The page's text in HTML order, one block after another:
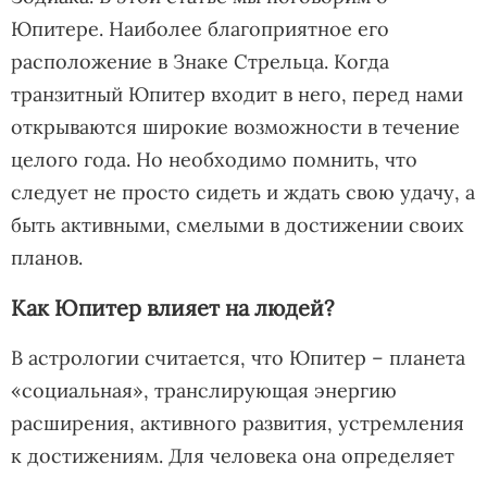
Юпитере. Наиболее благоприятное его
расположение в Знаке Стрельца. Когда
транзитный Юпитер входит в него, перед нами
открываются широкие возможности в течение
целого года. Но необходимо помнить, что
следует не просто сидеть и ждать свою удачу, а
быть активными, смелыми в достижении своих
планов.
Как Юпитер влияет на людей?
В астрологии считается, что Юпитер – планета
«социальная», транслирующая энергию
расширения, активного развития, устремления
к достижениям. Для человека она определяет